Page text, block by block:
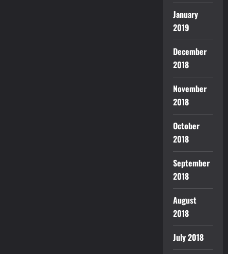
January
2019
December
2018
November
2018
October
2018
September
2018
August
2018
July 2018